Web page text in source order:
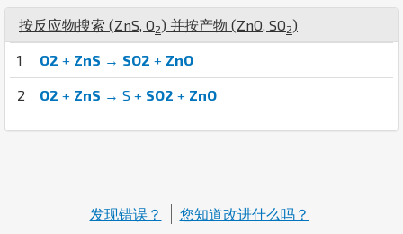
按反应物搜索 (ZnS, O2) 并按产物 (ZnO, SO2)
1 O2 + ZnS → SO2 + ZnO
2 O2 + ZnS → S + SO2 + ZnO
发现错误？ 您知道改进什么吗？